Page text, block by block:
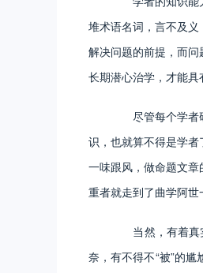
堆术语名词，言不及
解决问题的前提，而
长期潜心治学，才能具
尽管每个学者研
识，也就算不得是学
一味跟风，做命题文
重者就走到了曲学阿世
当然，有着真实
奈，有不得不“被”的